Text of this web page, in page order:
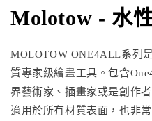
Molotow - 水
MOLOTOW ONE4ALL系列
質專家級繪畫工具。包含
界藝術家、插畫家或是創作
適用於所有材質表面，也非